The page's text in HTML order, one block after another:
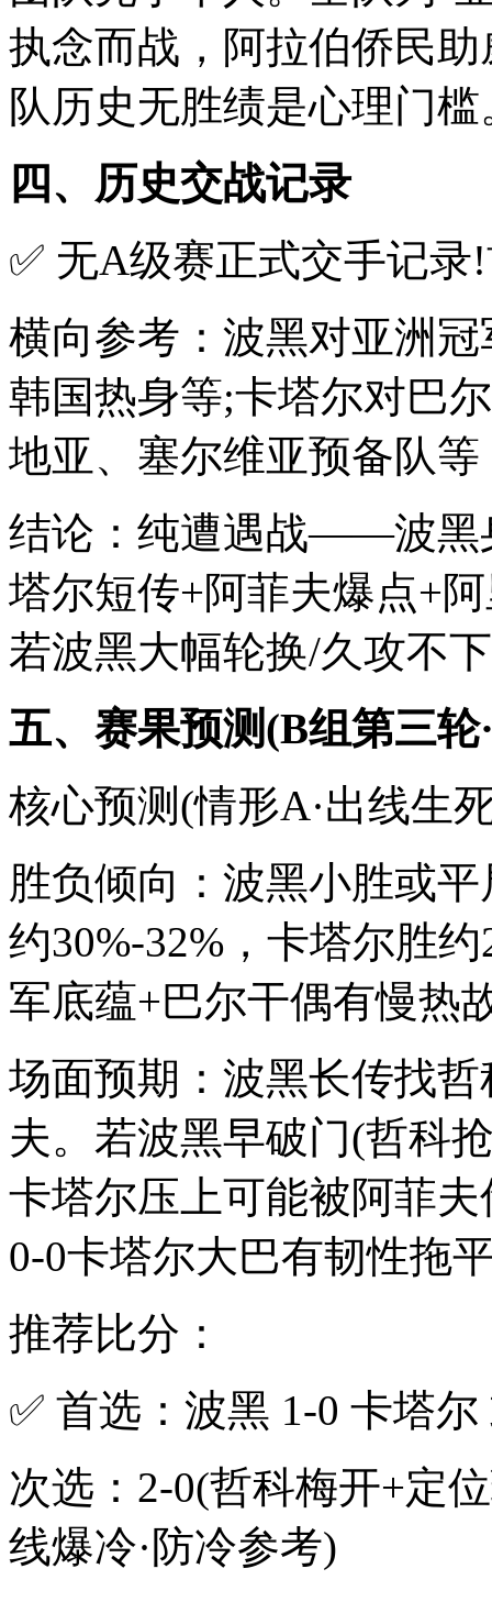
执念而战，阿拉伯侨民
队历史无胜绩是心理门槛
四、历史交战记录
✅ 无A级赛正式交手记录
横向参考：波黑对亚洲
韩国热身等;卡塔尔对巴
地亚、塞尔维亚预备队
结论：纯遭遇战——波黑
塔尔短传+阿菲夫爆点+
若波黑大幅轮换/久攻不下
五、赛果预测(B组第三轮
核心预测(情形A·出线生
胜负倾向：波黑小胜或
约30%-32%，卡塔尔胜
军底蕴+巴尔干偶有慢热
场面预期：波黑长传找
夫。若波黑早破门(哲科
卡塔尔压上可能被阿菲
0-0卡塔尔大巴有韧性拖
推荐比分：
✅ 首选：波黑 1-0 卡塔尔
次选：2-0(哲科梅开+定
线爆冷·防冷参考)